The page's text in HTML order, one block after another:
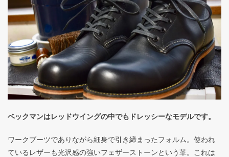
ベックマンはレッドウイングの中でもドレッシーなモデルです。
ワークブーツでありながら細身で引き締まったフォルム。使われ
ているレザーも光沢感の強いフェザーストーンという革。これは